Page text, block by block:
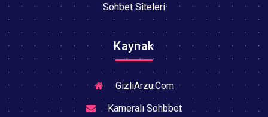
Sohbet Siteleri
Kaynak
GizliArzu.Com
Kameralı Sohbbet